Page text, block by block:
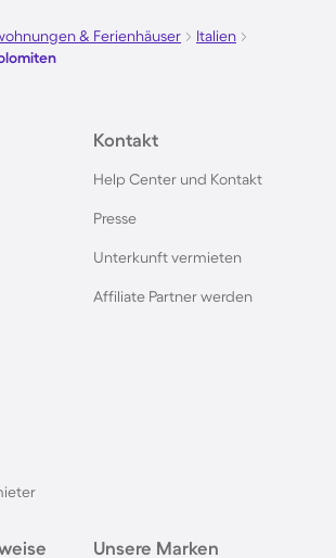
Wald
& Ferienhäuser
Italien
Kontakt
Help Center und Kontakt
Presse
Unterkunft vermieten
Affiliate Partner werden
Unsere Marken